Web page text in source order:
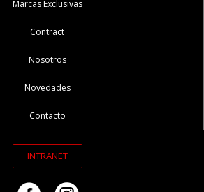
Marcas Exclusivas
Contract
Nosotros
Novedades
Contacto
INTRANET